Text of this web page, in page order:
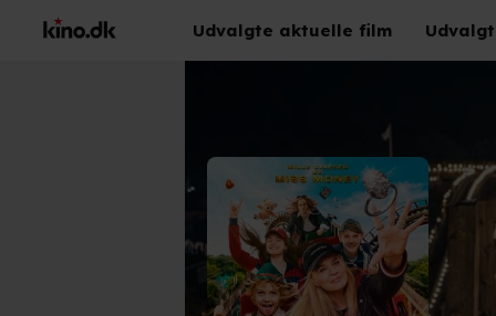
Udvalgte aktuelle film